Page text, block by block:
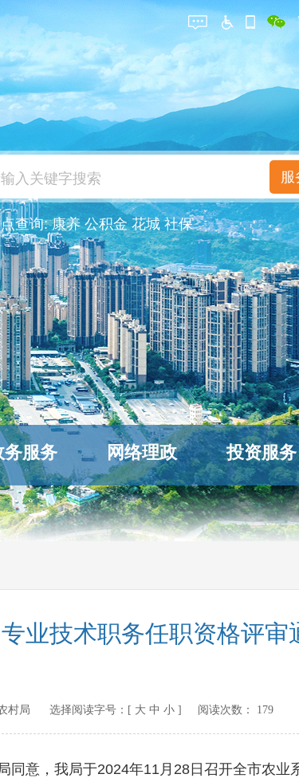
查询:康养 公积金 花城 社保
务服务 网络理政 投资服务
业技术职务任职资格评审
村局 选择阅读字号：[ 大 中 小 ] 阅读次数： 179
意，我局于2024年11月28日召开全市农业